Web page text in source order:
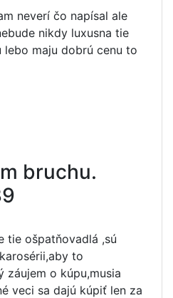
neverí čo napísal ale
nikdy luxusna tie
lebo maju dobrú cenu to
bruchu.
tie ošpatňovadlá ,sú
to
záujem o kúpu,musia
veci sa dajú kúpiť len za